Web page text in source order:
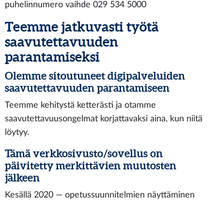
puhelinnumero vaihde 029 534 5000
Teemme jatkuvasti työtä
saavutettavuuden
parantamiseksi
Olemme sitoutuneet digipalveluiden
saavutettavuuden parantamiseen
Teemme kehitystä ketterästi ja otamme
saavutettavuusongelmat korjattavaksi aina, kun niitä
löytyy.
Tämä verkkosivusto/sovellus on
päivitetty merkittävien muutosten
jälkeen
Kesällä 2020 — opetussuunnitelmien näyttäminen